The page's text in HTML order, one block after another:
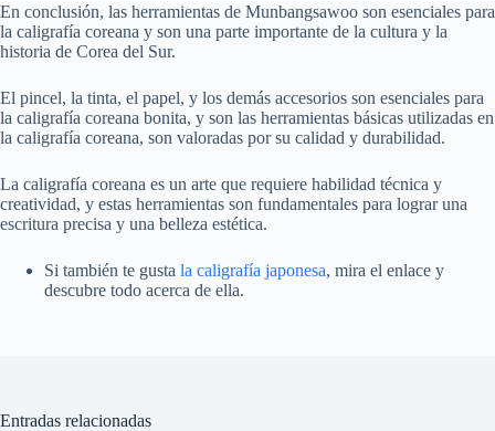
En conclusión, las herramientas de Munbangsawoo son esenciales para
la caligrafía coreana y son una parte importante de la cultura y la
historia de Corea del Sur.
El pincel, la tinta, el papel, y los demás accesorios son esenciales para
la caligrafía coreana bonita, y son las herramientas básicas utilizadas en
la caligrafía coreana, son valoradas por su calidad y durabilidad.
La caligrafía coreana es un arte que requiere habilidad técnica y
creatividad, y estas herramientas son fundamentales para lograr una
escritura precisa y una belleza estética.
Si también te gusta la caligrafía japonesa, mira el enlace y
descubre todo acerca de ella.
Entradas relacionadas